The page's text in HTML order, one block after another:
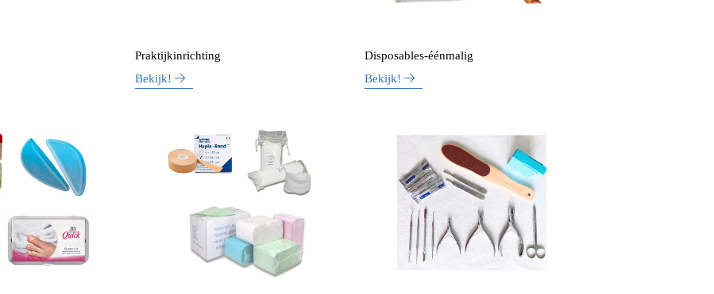
Praktijkinrichting
Bekijk!
Disposables-éénmalig
Bekijk!